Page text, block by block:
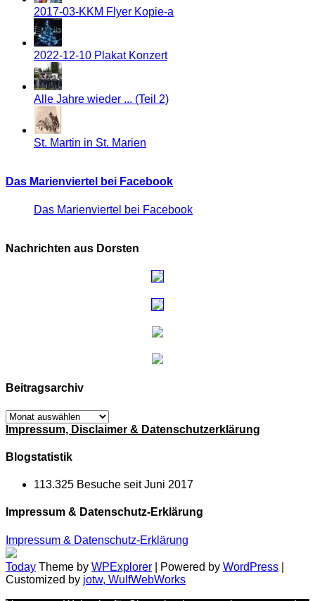
2017-03-KKM Flyer Kopie-a
2022-12-10 Plakat Konzert
Alle Jahre wieder ... (Teil 2)
St. Martin in St. Marien
Das Marienviertel bei Facebook
Das Marienviertel bei Facebook
Nachrichten aus Dorsten
Beitragsarchiv
Beitragsarchiv
Impressum, Disclaimer & Datenschutzerklärung
Blogstatistik
113.325 Besuche seit Juni 2017
Impressum & Datenschutz-Erklärung
Impressum & Datenschutz-Erklärung
Today Theme by WPExplorer | Powered by WordPress
Customized by jotw, WulfWebWorks